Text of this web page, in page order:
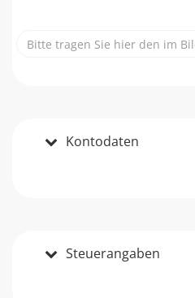
Kontodaten
Steuerangaben